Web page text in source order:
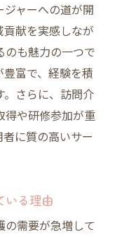
ャーへの道が開
献を実感しなが
のも魅力の一つで
富で、経験を積
さらに、訪問介
得や研修参加が重
に質の高いサー
いる理由
需要が急増して